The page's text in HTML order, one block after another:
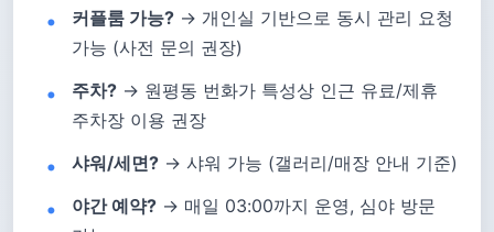
커플룸 가능? → 개인실 기반으로 동시 관리 요청
가능 (사전 문의 권장)
주차? → 원평동 번화가 특성상 인근 유료/제휴
주차장 이용 권장
샤워/세면? → 샤워 가능 (갤러리/매장 안내 기준)
야간 예약? → 매일 03:00까지 운영, 심야 방문